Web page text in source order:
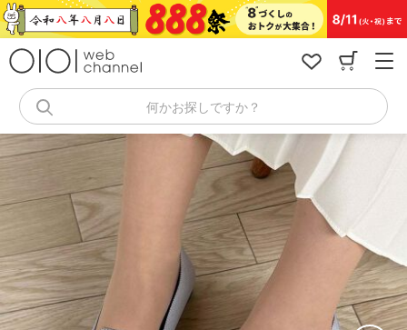
コ
ン
キ
ッ
何かお探しですか？